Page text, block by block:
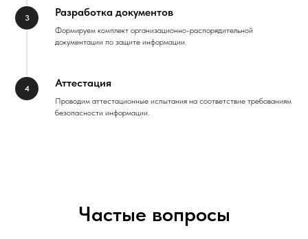
Разработка документов
Формируем комплект организационно-распорядительной
документации по защите информации.
Аттестация
Проводим аттестационные испытания на соответствие требованиям
безопасности информации.
Частые вопросы